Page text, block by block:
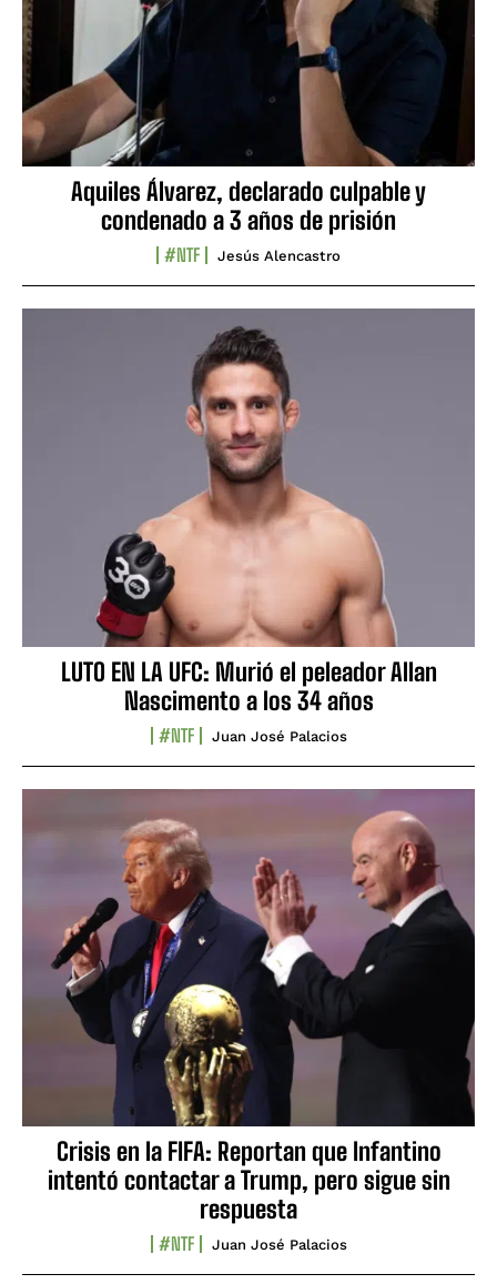
Aquiles Álvarez, declarado culpable y
condenado a 3 años de prisión
#NTF Jesús Alencastro
LUTO EN LA UFC: Murió el peleador Allan
Nascimento a los 34 años
#NTF Juan José Palacios
Crisis en la FIFA: Reportan que Infantino
intentó contactar a Trump, pero sigue sin
respuesta
#NTF Juan José Palacios